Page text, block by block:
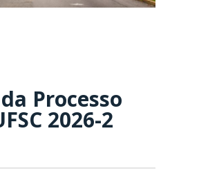
Processo
2026-2